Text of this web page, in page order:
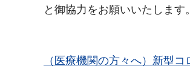
と御協力をお願いいたします。
（医療機関の方々へ）新型